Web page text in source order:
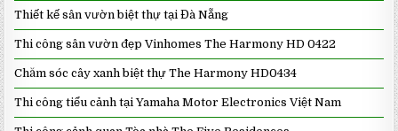
Thiết kế sân vườn biệt thự tại Đà Nẵng
Thi công sân vườn đẹp Vinhomes The Harmony HD 0422
Chăm sóc cây xanh biệt thự The Harmony HD0434
Thi công tiểu cảnh tại Yamaha Motor Electronics Việt Nam